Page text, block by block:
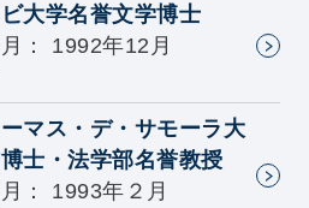
大学名誉文学博士
： 1992年12月
マス・デ・サモーラ大
士・法学部名誉教授
： 1993年２月